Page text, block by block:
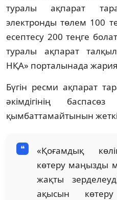
туралы ақпарат
электронды төлем 100
есептесу 200 теңге
туралы ақпарат
НҚА» порталынада
Бүгін ресми ақпарат
әкімдігінің
қымбаттамайтынын
«Қоғамдық
көтеру маңызды
жақты
ақысын